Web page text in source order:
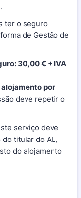
ter o seguro
de Gestão de
30,00 € + IVA
alojamento por
deve repetir o
serviço deve
titular do AL,
do alojamento